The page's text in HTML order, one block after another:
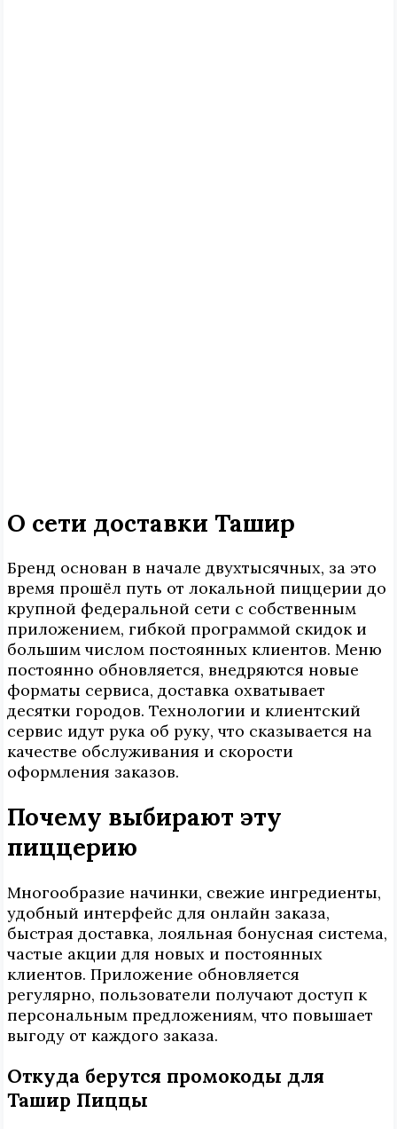
О сети доставки Ташир
Бренд основан в начале двухтысячных, за это
время прошёл путь от локальной пиццерии до
крупной федеральной сети с собственным
приложением, гибкой программой скидок и
большим числом постоянных клиентов. Меню
постоянно обновляется, внедряются новые
форматы сервиса, доставка охватывает
десятки городов. Технологии и клиентский
сервис идут рука об руку, что сказывается на
качестве обслуживания и скорости
оформления заказов.
Почему выбирают эту
пиццерию
Многообразие начинки, свежие ингредиенты,
удобный интерфейс для онлайн заказа,
быстрая доставка, лояльная бонусная система,
частые акции для новых и постоянных
клиентов. Приложение обновляется
регулярно, пользователи получают доступ к
персональным предложениям, что повышает
выгоду от каждого заказа.
Откуда берутся промокоды для
Ташир Пиццы